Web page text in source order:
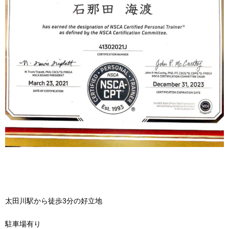
太田川駅から徒歩3分の好立地
駐車場有り